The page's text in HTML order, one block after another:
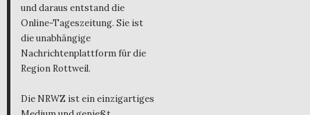
und daraus entstand die
Online-Tageszeitung. Sie ist
die unabhängige
Nachrichtenplattform für die
Region Rottweil.
Die NRWZ ist ein einzigartiges